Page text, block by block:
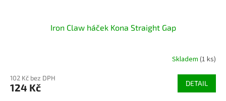
Iron Claw háček Kona Straight Gap
Skladem (1 ks)
102 Kč bez DPH
124 Kč DETAIL